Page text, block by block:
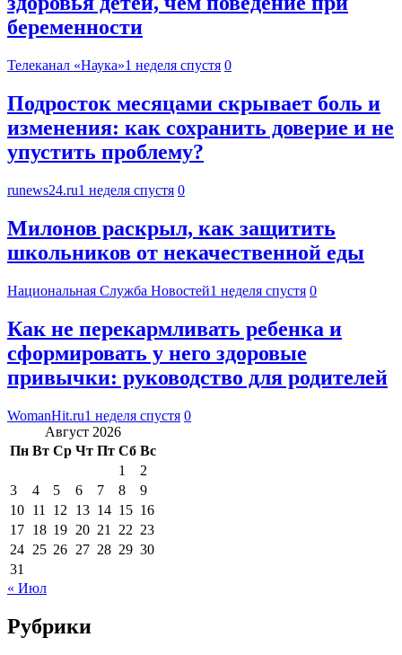
беременности
Телеканал «Наука»1 неделя спустя 0
Подросток месяцами скрывает боль и
изменения: как сохранить доверие и не
упустить проблему?
runews24.ru1 неделя спустя 0
Милонов раскрыл, как защитить
школьников от некачественной еды
Национальная Служба Новостей1 неделя спустя 0
Как не перекармливать ребенка и
сформировать у него здоровые
привычки: руководство для родителей
WomanHit.ru1 неделя спустя 0
Август 2026
Пн Вт Ср Чт Пт Сб Вс
1
2
3
4 5 6 7 8
9
10 11 12 13 14 15 16
17 18 19 20 21 22 23
24 25 26 27 28 29 30
31
« Июл
Рубрики